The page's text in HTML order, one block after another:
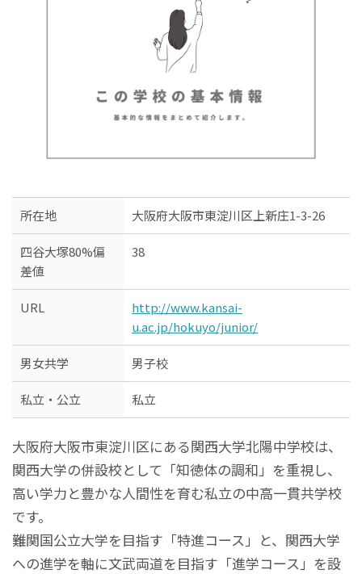
所在地 大阪府大阪市東淀川区上新庄1-3-26
四谷大塚80%偏
差値
38
URL
http://www.kansai-
u.ac.jp/hokuyo/junior/
男女共学 男子校
私立・公立 私立
大阪府大阪市東淀川区にある関西大学北陽中学校は、
関西大学の併設校として「知徳体の調和」を重視し、
高い学力と豊かな人間性を育む私立の中高一貫共学校
です。
難関国公立大学を目指す「特進コース」と、関西大学
への進学を軸に文武両道を目指す「進学コース」を設